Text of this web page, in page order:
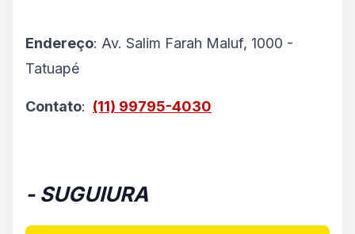
Endereço: Av. Salim Farah Maluf, 1000 -
Tatuapé
Contato: (11) 99795-4030
- SUGUIURA